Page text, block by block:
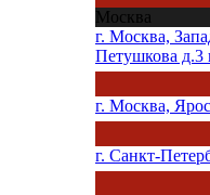
Москва
г. Москва,
Петушкова
г. Москва,
г. Санкт-